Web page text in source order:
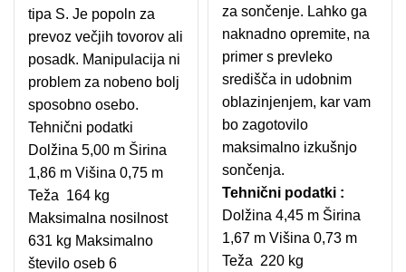
tipa S. Je popoln za
prevoz večjih tovorov ali
posadk. Manipulacija ni
problem za nobeno bolj
sposobno osebo.
Tehnični podatki
Dolžina 5,00 m Širina
1,86 m Višina 0,75 m
Teža 164 kg
Maksimalna nosilnost
631 kg Maksimalno
število oseb 6
za sončenje. Lahko ga
naknadno opremite, na
primer s prevleko
središča in udobnim
oblazinjenjem, kar vam
bo zagotovilo
maksimalno izkušnjo
sončenja.
Tehnični podatki :
Dolžina 4,45 m Širina
1,67 m Višina 0,73 m
Teža 220 kg